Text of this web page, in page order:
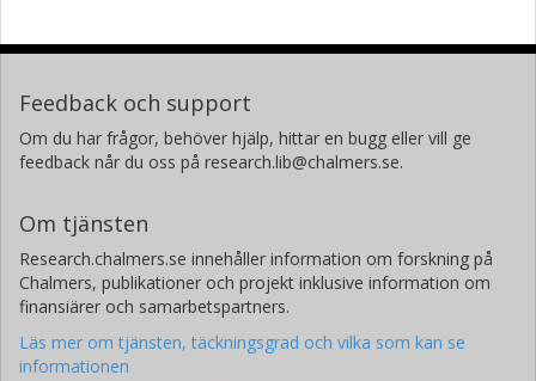
Feedback och support
Om du har frågor, behöver hjälp, hittar en bugg eller vill ge
feedback når du oss på research.lib@chalmers.se.
Om tjänsten
Research.chalmers.se innehåller information om forskning på
Chalmers, publikationer och projekt inklusive information om
finansiärer och samarbetspartners.
Läs mer om tjänsten, täckningsgrad och vilka som kan se
informationen